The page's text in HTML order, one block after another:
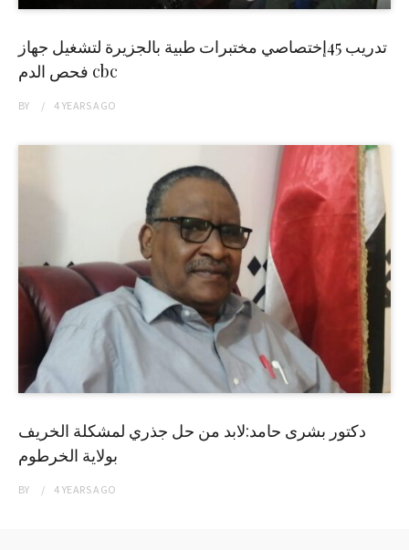
تدريب 45إختصاصي مختبرات طبية بالجزيرة لتشغيل جهاز
فحص الدم cbc
BY 4 YEARSAGO
دكتور بشرى حامد:لابد من حل جذري لمشكلة الخريف
بولاية الخرطوم
BY 4 YEARSAGO